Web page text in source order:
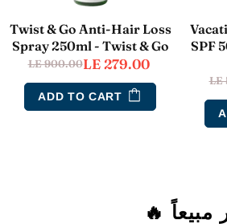
SPF
LE
Twist & Go Anti-Hair Loss
Spray 250ml - Twist & Go
LE 900.00LE 279.00
ADD TO CART
مبيعاً 🔥